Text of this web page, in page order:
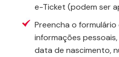
e-Ticket (podem ser
Preencha o
informações
data de nascimento,